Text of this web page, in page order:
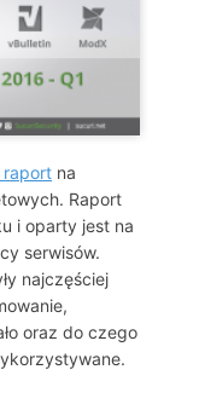
na
Raport
i oparty jest na
serwisów.
najczęściej
oraz do czego